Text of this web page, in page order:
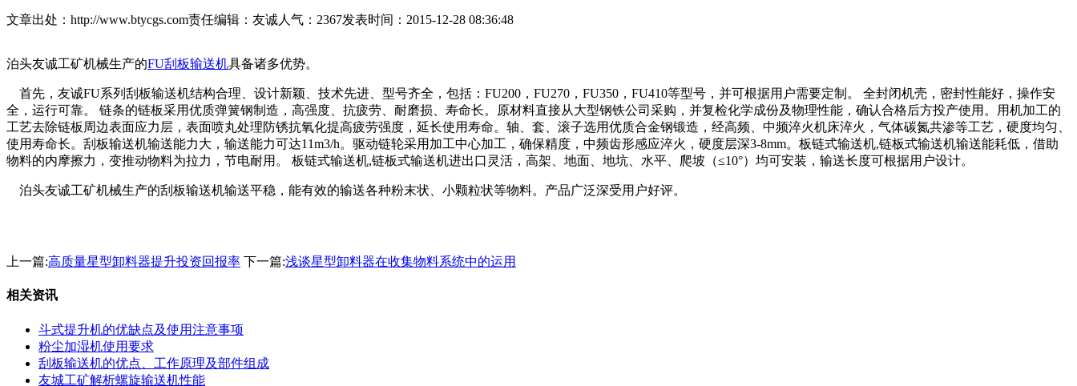
文章出处：http://www.btycgs.com责任编辑：友诚 人气： 2367发表时间：2015-12-28 08:36:48
泊头友诚工矿机械生产的FU刮板输送机具备诸多优势。
首先，友诚FU系列刮板输送机结构合理、设计新颖、技术先进、型号齐全，包括：FU200，FU270，FU350，FU410等型号，并可根据用户需要定制。 全封闭机壳，密封性能好，操作安
全，运行可靠。 链条的链板采用优质弹簧钢制造，高强度、抗疲劳、耐磨损、寿命长。原材料直接从大型钢铁公司采购，并复检化学成份及物理性能，确认合格后方投产使用。用机加工的
工艺去除链板周边表面应力层，表面喷丸处理防锈抗氧化提高疲劳强度，延长使用寿命。轴、套、滚子选用优质合金钢锻造，经高频、中频淬火机床淬火，气体碳氮共渗等工艺，硬度均匀、
使用寿命长。刮板输送机输送能力大，输送能力可达11m3/h。驱动链轮采用加工中心加工，确保精度，中频齿形感应淬火，硬度层深3-8mm。板链式输送机,链板式输送机输送能耗低，借助
物料的内摩擦力，变推动物料为拉力，节电耐用。 板链式输送机,链板式输送机进出口灵活，高架、地面、地坑、水平、爬坡（≤10°）均可安装，输送长度可根据用户设计。
泊头友诚工矿机械生产的刮板输送机输送平稳，能有效的输送各种粉末状、小颗粒状等物料。产品广泛深受用户好评。
上一篇:高质量星型卸料器提升投资回报率 下一篇:浅谈星型卸料器在收集物料系统中的运用
相关资讯
斗式提升机的优缺点及使用注意事项
粉尘加湿机使用要求
刮板输送机的优点、工作原理及部件组成
友城工矿解析螺旋输送机性能